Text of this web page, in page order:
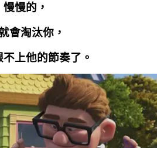
慢慢的，
會淘汰你，
不上他的節奏了。